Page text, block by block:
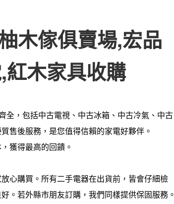
木傢俱賣場,宏品
木家具收購
全，包括中古電視、中古冰箱、中古冷氣、中古
售後服務，是您值得信賴的家電好夥伴。
獲得最高的回饋。
心購買。所有二手電器在出貨前，皆會仔細檢
。若外縣市朋友訂購，我們同樣提供保固服務。